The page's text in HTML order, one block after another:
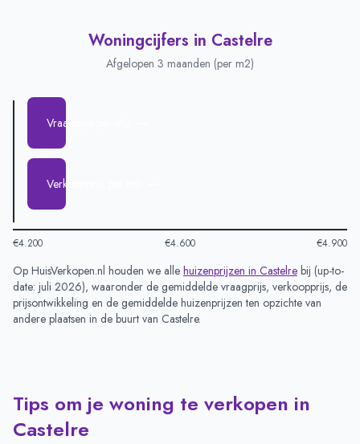
Woningcijfers in Castelre
Afgelopen 3 maanden (per m2)
Vraagprijs per m2
Verkoopprijs per m2
€4.200 €4.600 €4.900
Op HuisVerkopen.nl houden we alle huizenprijzen in Castelre bij (up-to-
date: juli 2026), waaronder de gemiddelde vraagprijs, verkoopprijs, de
prijsontwikkeling en de gemiddelde huizenprijzen ten opzichte van
andere plaatsen in de buurt van Castelre.
Tips om je woning te verkopen in
Castelre